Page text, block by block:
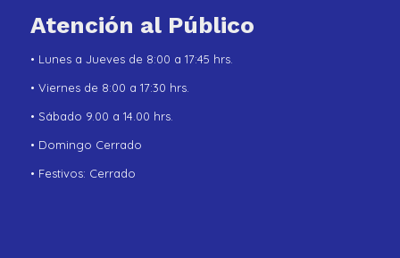
Atención al Público
• Lunes a Jueves de 8:00 a 17:45 hrs.
• Viernes de 8:00 a 17:30 hrs.
• Sábado 9.00 a 14.00 hrs.
• Domingo Cerrado
• Festivos: Cerrado